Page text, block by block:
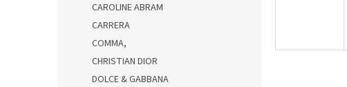
CAROLINE ABRAM
CARRERA
COMMA,
CHRISTIAN DIOR
DOLCE & GABBANA